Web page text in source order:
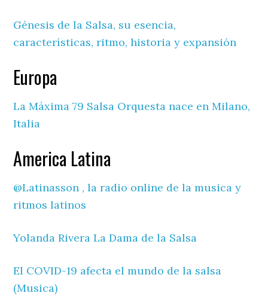
Génesis de la Salsa, su esencia,
características, ritmo, historia y expansión
Europa
La Máxima 79 Salsa Orquesta nace en Milano,
Italia
America Latina
@Latinasson , la radio online de la musica y
ritmos latinos
Yolanda Rivera La Dama de la Salsa
El COVID-19 afecta el mundo de la salsa
(Musica)